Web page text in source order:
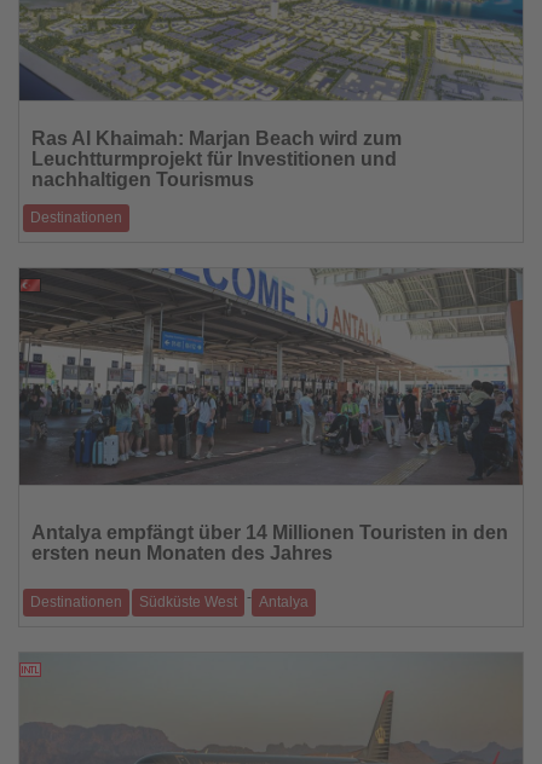
Sie
die
Nachrichten
Ras Al Khaimah: Marjan Beach wird zum
Leuchtturmprojekt für Investitionen und
nachhaltigen Tourismus
Destinationen
Innovation – rund 12.
07.10.2025
die
Nachrichten
Antalya empfängt über 14 Millionen Touristen in den
ersten neun Monaten des Jahres
Destinationen Südküste West - Antalya